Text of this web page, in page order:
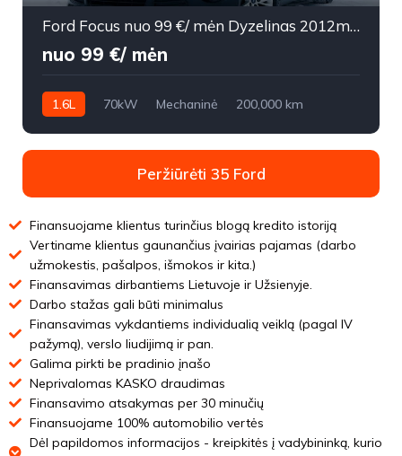
Ford Focus nuo 99 €/ mėn Dyzelinas 2012m. Hečbekas Mechaninė
nuo 99 €/ mėn
1.6L 70kW Mechaninė
200,000 km
Peržiūrėti 35 Ford
Finansuojame klientus turinčius blogą kredito istoriją
Vertiname klientus gaunančius įvairias pajamas (darbo
užmokestis, pašalpos, išmokos ir kita.)
Finansavimas dirbantiems Lietuvoje ir Užsienyje.
Darbo stažas gali būti minimalus
Finansavimas vykdantiems individualią veiklą (pagal IV
pažymą), verslo liudijimą ir pan.
Galima pirkti be pradinio įnašo
Neprivalomas KASKO draudimas
Finansavimo atsakymas per 30 minučių
Finansuojame 100% automobilio vertės
Dėl papildomos informacijos - kreipkitės į vadybininką, kurio